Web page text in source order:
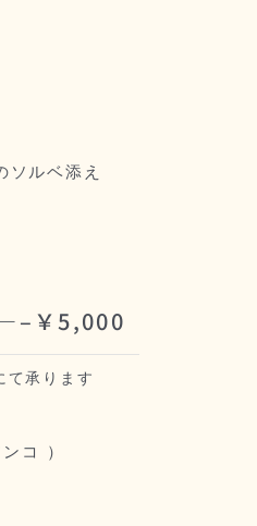
ソルベ添え
￥5,000
承ります
コ ）